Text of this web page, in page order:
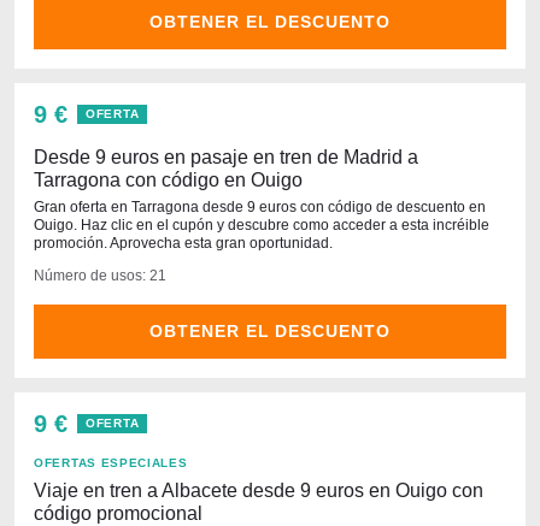
OBTENER EL DESCUENTO
9 € OFERTA
Desde 9 euros en pasaje en tren de Madrid a
Tarragona con código en Ouigo
Gran oferta en Tarragona desde 9 euros con código de descuento en
Ouigo. Haz clic en el cupón y descubre como acceder a esta incréible
promoción. Aprovecha esta gran oportunidad.
Número de usos: 21
OBTENER EL DESCUENTO
9 € OFERTA
OFERTAS ESPECIALES
Viaje en tren a Albacete desde 9 euros en Ouigo con
código promocional